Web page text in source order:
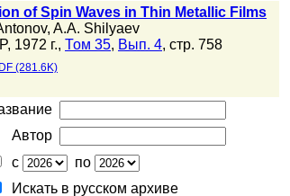
of Spin Waves in Thin Metallic Films
, A.A. Shilyaev
1972 г., Том 35, Вып. 4, стр. 758
(281.6K)
Автор
с
по
Искать в русском архиве